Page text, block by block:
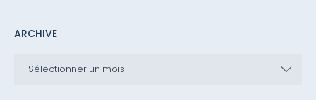
ARCHIVE
ARCHIVE
Sélectionner un mois